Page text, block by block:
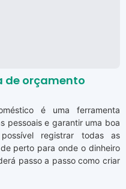
de orçamento
é uma ferramenta
pessoais e garantir uma boa
registrar todas as
perto para onde o dinheiro
passo a passo como criar